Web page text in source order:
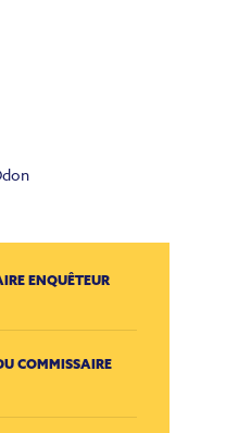
ENQUÊTEUR
COMMISSAIRE